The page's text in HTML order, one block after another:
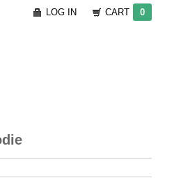
LOG IN CART 0